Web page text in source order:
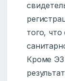
того,
Кроме ЭЗ